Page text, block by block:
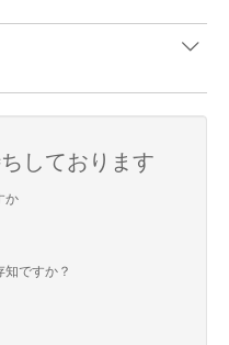
しております
か
ですか？